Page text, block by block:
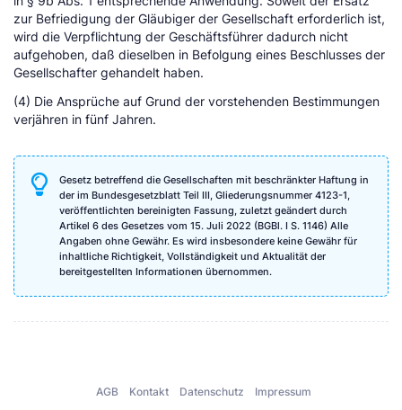
zur Befriedigung der Gläubiger der Gesellschaft erforderlich ist,
wird die Verpflichtung der Geschäftsführer dadurch nicht
aufgehoben, daß dieselben in Befolgung eines Beschlusses der
Gesellschafter gehandelt haben.
(4) Die Ansprüche auf Grund der vorstehenden Bestimmungen
verjähren in fünf Jahren.
Gesetz betreffend die Gesellschaften mit beschränkter Haftung in
der im Bundesgesetzblatt Teil III, Gliederungsnummer 4123-1,
veröffentlichten bereinigten Fassung, zuletzt geändert durch
Artikel 6 des Gesetzes vom 15. Juli 2022 (BGBl. I S. 1146) Alle
Angaben ohne Gewähr. Es wird insbesondere keine Gewähr für
inhaltliche Richtigkeit, Vollständigkeit und Aktualität der
bereitgestellten Informationen übernommen.
AGB Kontakt Datenschutz Impressum